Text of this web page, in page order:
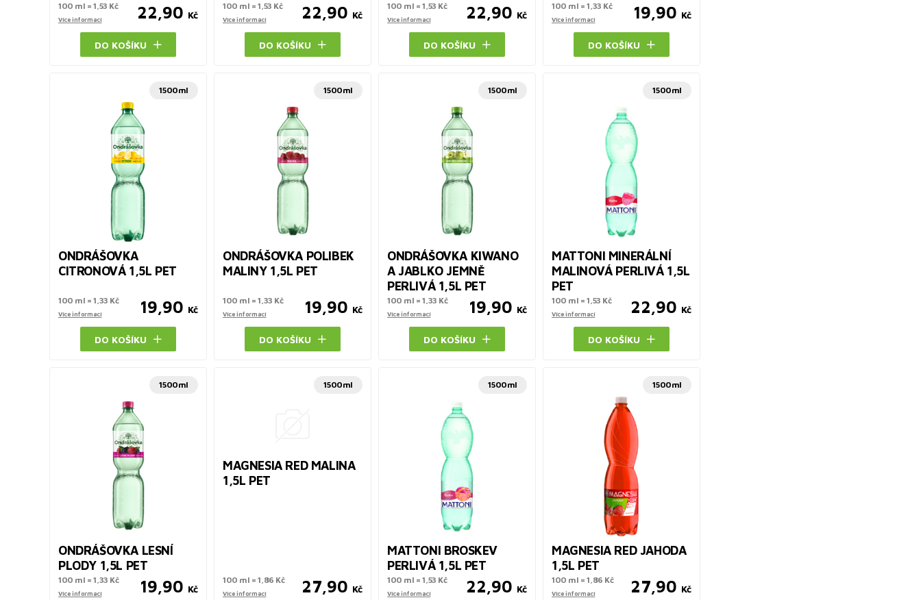
100 ml = 1,53 Kč
Více informací 22,90 Kč
DO KOŠÍKU
100 ml = 1,53 Kč
Více informací 22,90 Kč
DO KOŠÍKU
100 ml = 1,53 Kč
Více informací 22,90 Kč
DO KOŠÍKU
100 ml = 1,33 Kč
Více informací 19,90 Kč
DO KOŠÍKU
1500ml
ONDRÁŠOVKA
CITRONOVÁ 1,5L PET
100 ml = 1,33 Kč
Více informací 19,90 Kč
DO KOŠÍKU
1500ml
ONDRÁŠOVKA POLIBEK
MALINY 1,5L PET
100 ml = 1,33 Kč
Více informací 19,90 Kč
DO KOŠÍKU
1500ml
ONDRÁŠOVKA KIWANO
A JABLKO JEMNĚ
PERLIVÁ 1,5L PET
100 ml = 1,33 Kč
Více informací 19,90 Kč
DO KOŠÍKU
1500ml
MATTONI MINERÁLNÍ
MALINOVÁ PERLIVÁ 1,5L
PET
100 ml = 1,53 Kč
Více informací 22,90 Kč
DO KOŠÍKU
1500ml
ONDRÁŠOVKA LESNÍ
PLODY 1,5L PET
100 ml = 1,33 Kč
Více informací 19,90 Kč
1500ml
MAGNESIA RED MALINA
1,5L PET
100 ml = 1,86 Kč
Více informací 27,90 Kč
1500ml
MATTONI BROSKEV
PERLIVÁ 1,5L PET
100 ml = 1,53 Kč
Více informací 22,90 Kč
1500ml
MAGNESIA RED JAHODA
1,5L PET
100 ml = 1,86 Kč
Více informací 27,90 Kč